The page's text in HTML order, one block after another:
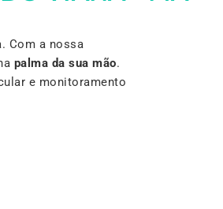
Com a nossa
palma da sua mão.
e monitoramento